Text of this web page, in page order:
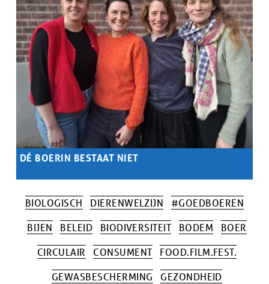
DÉ BOERIN BESTAAT NIET
BIOLOGISCH DIERENWELZIJN
#GOEDBOEREN
BIJEN
BELEID BIODIVERSITEIT BODEM
BOER
CIRCULAIR
CONSUMENT
FOOD.FILM.FEST.
GEWASBESCHERMING
GEZONDHEID